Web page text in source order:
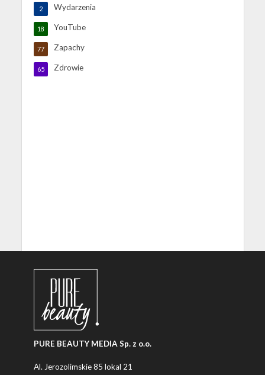
Wydarzenia
2
YouTube
18
Zapachy
77
Zdrowie
65
PURE BEAUTY MEDIA Sp. z o.o.
Al. Jerozolimskie 85 lokal 21